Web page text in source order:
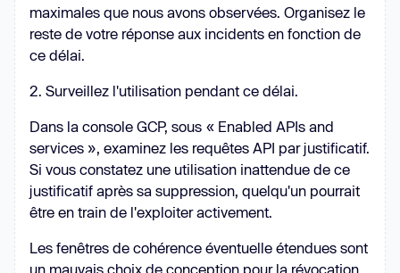
maximales que nous avons observées. Organisez le
reste de votre réponse aux incidents en fonction de
ce délai.
2. Surveillez l'utilisation pendant ce délai.
Dans la console GCP, sous « Enabled APIs and
services », examinez les requêtes API par justificatif.
Si vous constatez une utilisation inattendue de ce
justificatif après sa suppression, quelqu'un pourrait
être en train de l'exploiter activement.
Les fenêtres de cohérence éventuelle étendues sont
un mauvais choix de conception pour la révocation